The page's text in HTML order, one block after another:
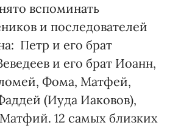
вспоминать
и последователей
Петр и его брат
и его брат Иоанн,
Фома, Матфей,
(Иуда Иаковов),
12 самых близких